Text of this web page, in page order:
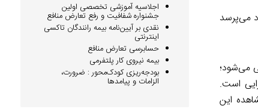
می‌پرسد
می‌شود؛
است.
این
اجلاسیه آموزشی تخصصی اولین
جشنواره شفافیت و رفع تعارض منافع
نقدی بر آیین‌نامه بیمه رانندگان تاکسی
اینترنتی
حسابرسی تعارض منافع
بیمه نیروی کار پلتفرمی
بودجه‌ریزی کودک‌محور : ضرورت،
الزامات و پیامدها